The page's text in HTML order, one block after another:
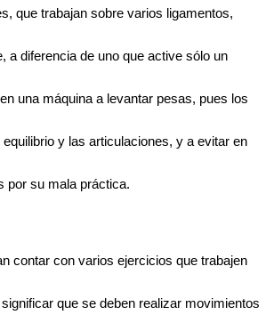
que trabajan sobre varios ligamentos,
a diferencia de uno que active sólo un
una máquina a levantar pesas, pues los
y las articulaciones, y a evitar en
por su mala práctica.
contar con varios ejercicios que trabajen
que se deben realizar movimientos